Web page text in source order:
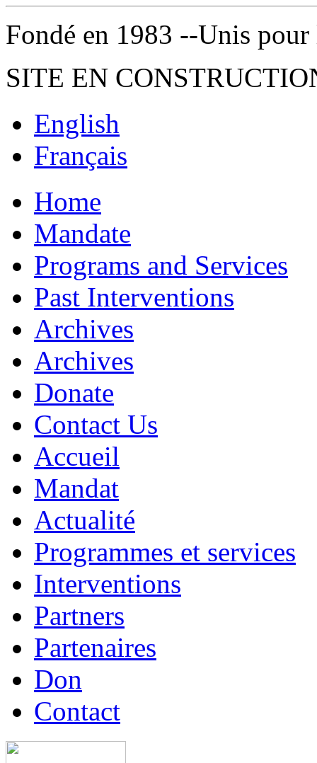
Fondé en 1983 --Unis
SITE EN
English
Français
Home
Mandate
Programs and Services
Past Interventions
Archives
Archives
Donate
Contact Us
Accueil
Mandat
Actualité
Programmes et services
Interventions
Partners
Partenaires
Don
Contact